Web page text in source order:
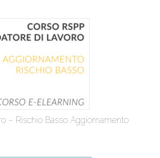
– Rischio Basso Aggiornamento